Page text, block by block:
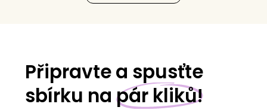
Připravte a spusťte
sbírku na pár kliků!